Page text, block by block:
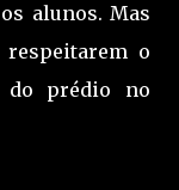
alunos. Mas
o
do prédio no